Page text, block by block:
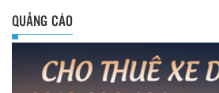
QUẢNG CÁO